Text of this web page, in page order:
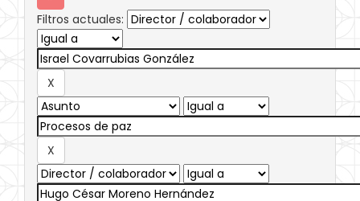
Filtros actuales: